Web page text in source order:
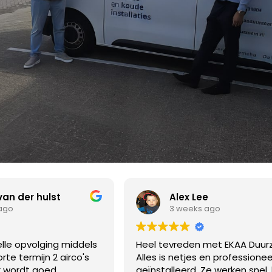
en cv-ketelinstallatie
comfortabel en duurzaam
Alex Lee
Heel tevreden met EKAA Duurzaam.
Alles is netjes en professioneel